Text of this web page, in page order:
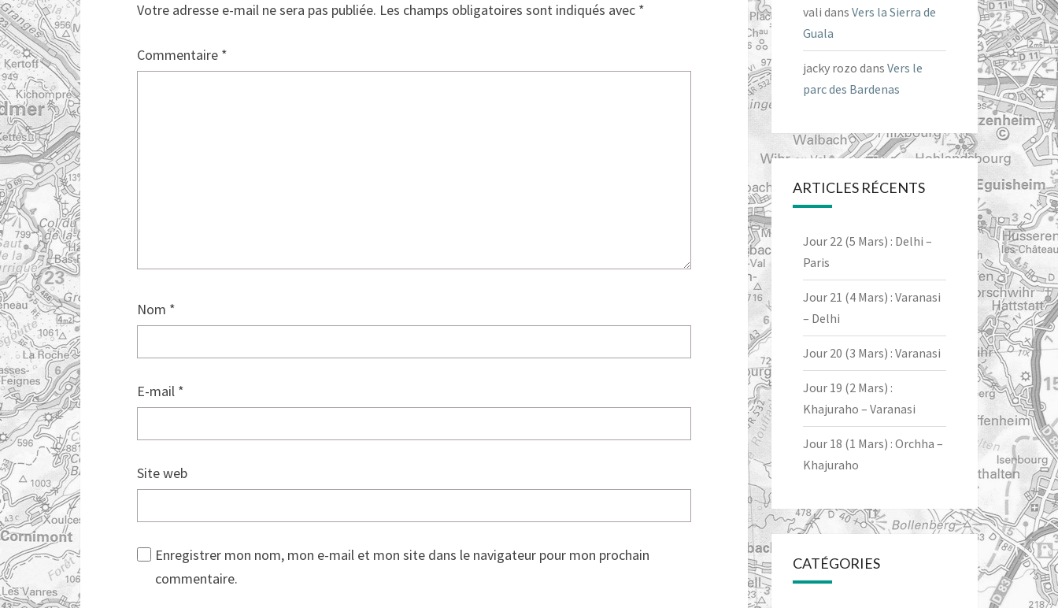
Votre adresse e-mail ne sera pas publiée. Les champs obligatoires sont indiqués avec *
Commentaire *
Nom *
E-mail *
Site web
Enregistrer mon nom, mon e-mail et mon site dans le navigateur pour mon prochain
commentaire.
vali dans Vers la Sierra de
Guala
jacky rozo dans Vers le
parc des Bardenas
ARTICLES RÉCENTS
Jour 22 (5 Mars) : Delhi –
Paris
Jour 21 (4 Mars) : Varanasi
– Delhi
Jour 20 (3 Mars) : Varanasi
Jour 19 (2 Mars) :
Khajuraho – Varanasi
Jour 18 (1 Mars) : Orchha –
Khajuraho
CATÉGORIES